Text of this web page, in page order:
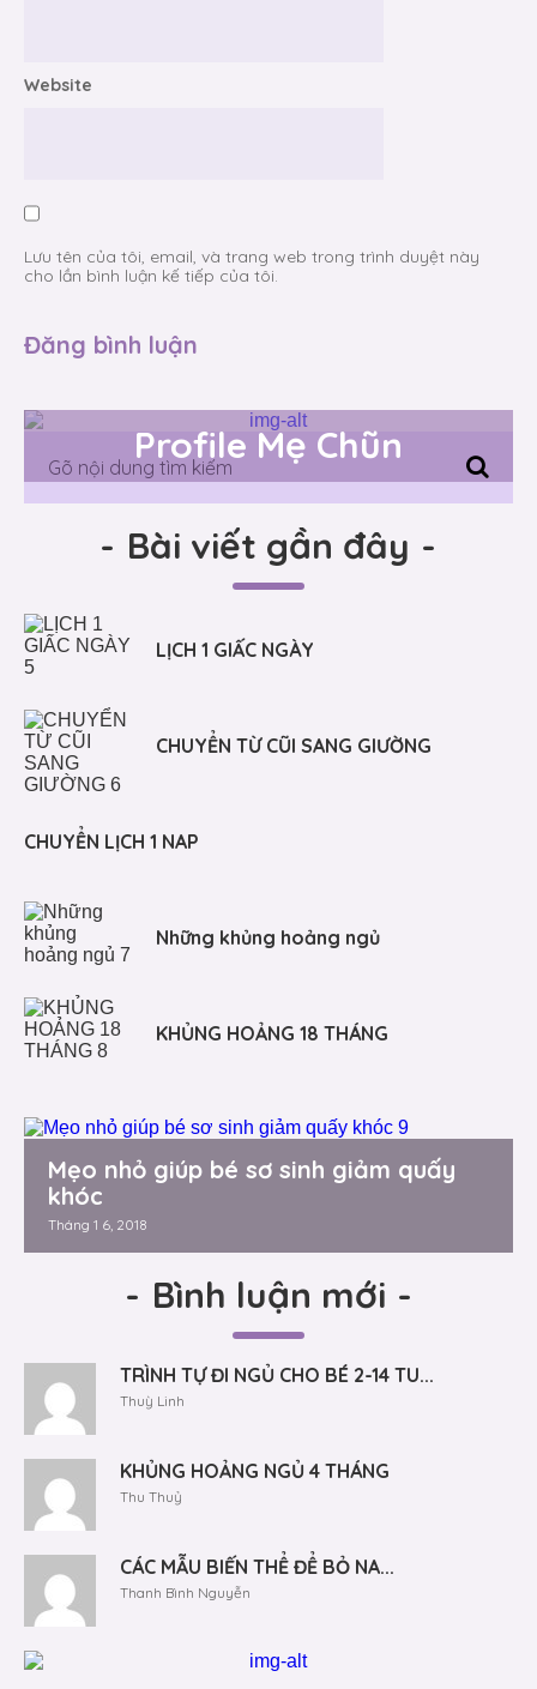
Website
Lưu tên của tôi, email, và trang web trong trình duyệt này
cho lần bình luận kế tiếp của tôi.
Profile Mẹ Chũn
- Bài viết gần đây -
LỊCH 1 GIẤC NGÀY
CHUYỂN TỪ CŨI SANG GIƯỜNG
CHUYỂN LỊCH 1 NAP
Những khủng hoảng ngủ
KHỦNG HOẢNG 18 THÁNG
Mẹo nhỏ giúp bé sơ sinh giảm quấy
khóc
Tháng 1 6, 2018
- Bình luận mới -
TRÌNH TỰ ĐI NGỦ CHO BÉ 2-14 TU...
Thuỳ Linh
KHỦNG HOẢNG NGỦ 4 THÁNG
Thu Thuỷ
CÁC MẪU BIẾN THỂ ĐỂ BỎ NA...
Thanh Bình Nguyễn